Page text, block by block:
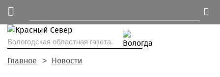
Вологодская областная газета.
Главное Новости